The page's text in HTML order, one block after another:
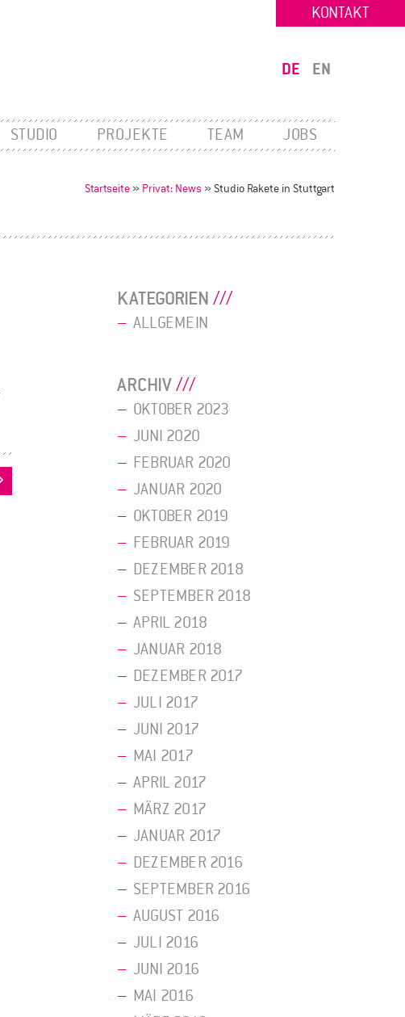
DE EN
STUDIO PROJEKTE TEAM JOBS
Startseite » Privat: News » Studio Rakete in Stuttgart
KONTAKT
KATEGORIEN
ALLGEMEIN
ARCHIV
OKTOBER 2023
JUNI 2020
FEBRUAR 2020
JANUAR 2020
OKTOBER 2019
FEBRUAR 2019
DEZEMBER 2018
SEPTEMBER 2018
APRIL 2018
JANUAR 2018
DEZEMBER 2017
JULI 2017
JUNI 2017
MAI 2017
APRIL 2017
MÄRZ 2017
JANUAR 2017
DEZEMBER 2016
SEPTEMBER 2016
AUGUST 2016
JULI 2016
JUNI 2016
MAI 2016